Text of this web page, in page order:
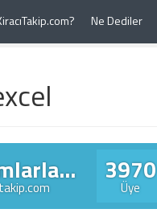
Ne Dediler
3970
Üye